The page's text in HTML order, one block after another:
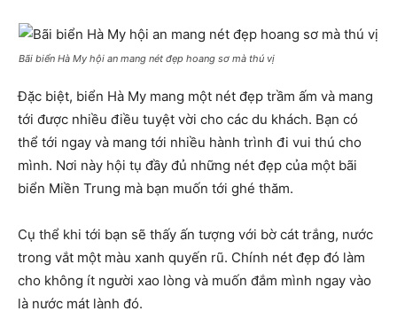
Bãi biển Hà My hội an mang nét đẹp hoang sơ mà thú vị
Đặc biệt, biển Hà My mang một nét đẹp trầm ấm và mang
tới được nhiều điều tuyệt vời cho các du khách. Bạn có
thể tới ngay và mang tới nhiều hành trình đi vui thú cho
mình. Nơi này hội tụ đầy đủ những nét đẹp của một bãi
biển Miền Trung mà bạn muốn tới ghé thăm.
Cụ thể khi tới bạn sẽ thấy ấn tượng với bờ cát trắng, nước
trong vắt một màu xanh quyến rũ. Chính nét đẹp đó làm
cho không ít người xao lòng và muốn đắm mình ngay vào
là nước mát lành đó.